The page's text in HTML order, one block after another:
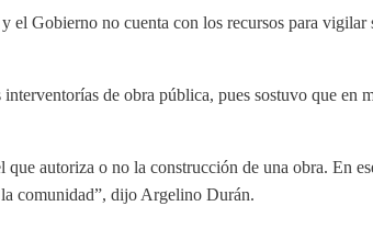
el Gobierno no cuenta con los recursos para
de obra pública, pues sostuvo que en
autoriza o no la construcción de una obra. En
comunidad”, dijo Argelino Durán.